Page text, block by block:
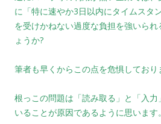
に「特に速やか3日以内にタイムスタ
を受けかねない過度な負担を強いら
ょうか?
筆者も早くからこの点を危惧しており
根っこの問題は「読み取る」と「入
いることが原因であるように思います。